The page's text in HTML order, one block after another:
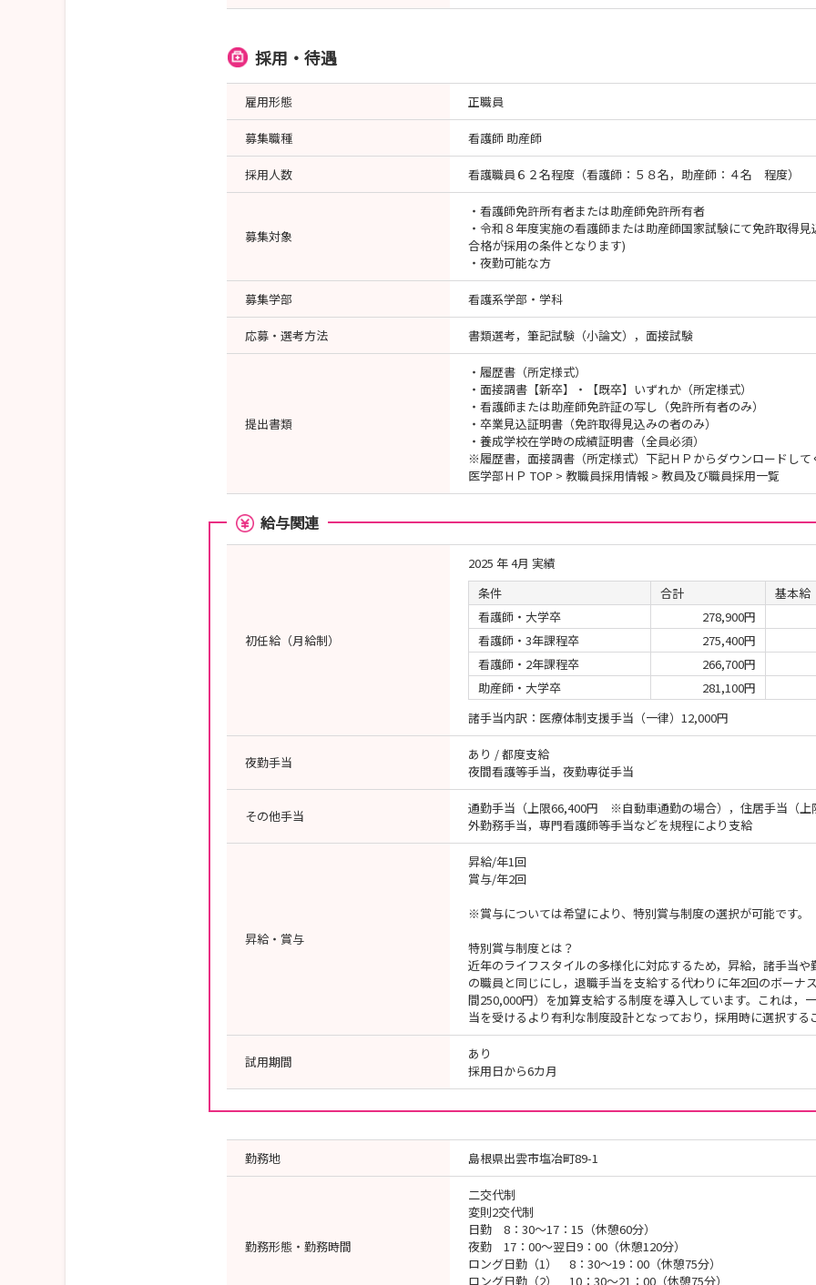
採用・待遇
雇用形態 正職員
募集職種 看護師 助産師
採用人数 看護職員６２名程度（看護師：５８名，助産師：４名 程度）
募集対象
・看護師免許所有者または助産師免許所有者
・令和８年度実施の看護師または助産師国家試験にて免許取得
合格が採用の条件となります)
・夜勤可能な方
募集学部 看護系学部・学科
応募・選考方法 書類選考，筆記試験（小論文），面接試験
提出書類
・履歴書（所定様式）
・面接調書【新卒】・【既卒】いずれか（所定様式）
・看護師または助産師免許証の写し（免許所有者のみ）
・卒業見込証明書（免許取得見込みの者のみ）
・養成学校在学時の成績証明書（全員必須）
※履歴書，面接調書（所定様式）下記ＨＰからダウンロードして
医学部ＨＰ TOP > 教職員採用情報 > 教員及び職員採用一覧
給与関連
初任給（月給制）
2025 年 4月 実績
条件
合計
基本給
看護師・大学卒
278,900円
看護師・3年課程卒
275,400円
看護師・2年課程卒
266,700円
助産師・大学卒
281,100円
諸手当内訳：医療体制支援手当（一律）12,000円
夜勤手当
あり / 都度支給
夜間看護等手当，夜勤専従手当
その他手当
通勤手当（上限66,400円 ※自動車通勤の場合），住居手当（上
外勤務手当，専門看護師等手当などを規程により支給
昇給・賞与
昇給/年1回
賞与/年2回
※賞与については希望により、特別賞与制度の選択が可能です。
特別賞与制度とは？
近年のライフスタイルの多様化に対応するため，昇給，諸手当
の職員と同じにし，退職手当を支給する代わりに年2回のボーナ
間250,000円）を加算支給する制度を導入しています。これは，
当を受けるより有利な制度設計となっており，採用時に選択する
試用期間
あり
採用日から6カ月
勤務地 島根県出雲市塩冶町89-1
勤務形態・勤務時間
二交代制
変則2交代制
日勤 8：30～17：15（休憩60分）
夜勤 17：00～翌日9：00（休憩120分）
ロング日勤（1） 8：30～19：00（休憩75分）
ロング日勤（2） 10：30～21：00（休憩75分）